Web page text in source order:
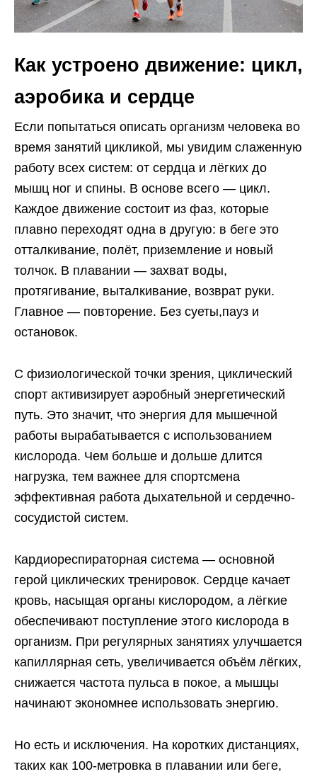
Как устроено движение: цикл,
аэробика и сердце
Если попытаться описать организм человека во
время занятий цикликой, мы увидим слаженную
работу всех систем: от сердца и лёгких до
мышц ног и спины. В основе всего — цикл.
Каждое движение состоит из фаз, которые
плавно переходят одна в другую: в беге это
отталкивание, полёт, приземление и новый
толчок. В плавании — захват воды,
протягивание, выталкивание, возврат руки.
Главное — повторение. Без суеты,пауз и
остановок.
С физиологической точки зрения, циклический
спорт активизирует аэробный энергетический
путь. Это значит, что энергия для мышечной
работы вырабатывается с использованием
кислорода. Чем больше и дольше длится
нагрузка, тем важнее для спортсмена
эффективная работа дыхательной и сердечно-
сосудистой систем.
Кардиореспираторная система — основной
герой циклических тренировок. Сердце качает
кровь, насыщая органы кислородом, а лёгкие
обеспечивают поступление этого кислорода в
организм. При регулярных занятиях улучшается
капиллярная сеть, увеличивается объём лёгких,
снижается частота пульса в покое, а мышцы
начинают экономнее использовать энергию.
Но есть и исключения. На коротких дистанциях,
таких как 100-метровка в плавании или беге,